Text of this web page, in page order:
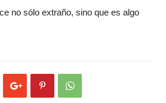
no sólo extraño, sino que es algo